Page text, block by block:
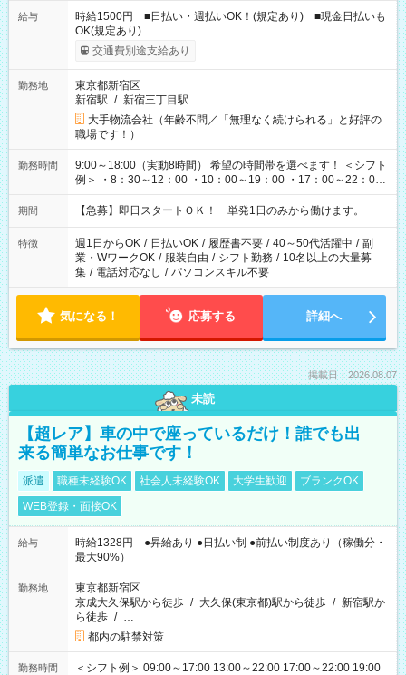
給与
時給1500円 ■日払い・週払いOK！(規定あり) ■現金日払いも
OK(規定あり)
交通費別途支給あり
勤務地
東京都新宿区
新宿駅 / 新宿三丁目駅
大手物流会社（年齢不問／「無理なく続けられる」と好評の
職場です！）
勤務時間
9:00～18:00（実動8時間） 希望の時間帯を選べます！ ＜シフト
例＞ ・8：30～12：00 ・10：00～19：00 ・17：00～22：00
・13：00～22：00 ・22：00～翌6：00 など
期間 【急募】即日スタートＯＫ！ 単発1日のみから働けます。
特徴 週1日からOK / 日払いOK / 履歴書不要 / 40～50代活躍中 / 副
業・WワークOK / 服装自由 / シフト勤務 / 10名以上の大量募
集 / 電話対応なし / パソコンスキル不要
気になる！ 応募する 詳細へ
掲載日：2026.08.07
未読
【超レア】車の中で座っているだけ！誰でも出
来る簡単なお仕事です！
派遣 職種未経験OK 社会人未経験OK 大学生歓迎
ブランクOK
WEB登録・面接OK
給与
時給1328円 ●昇給あり ●日払い制 ●前払い制度あり（稼働分・
最大90%）
勤務地
東京都新宿区
京成大久保駅から徒歩 / 大久保(東京都)駅から徒歩 / 新宿駅か
ら徒歩 / …
都内の駐禁対策
勤務時間
＜シフト例＞ 09:00～17:00 13:00～22:00 17:00～22:00 19:00